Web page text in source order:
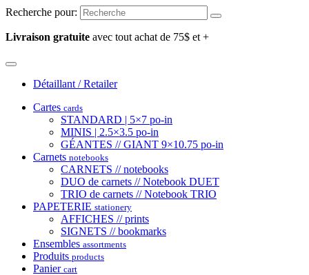
Recherche pour:
Livraison gratuite avec tout achat de 75$ et +
Détaillant / Retailer
Cartes cards
STANDARD | 5×7 po-in
MINIS | 2.5×3.5 po-in
GÉANTES // GIANT 9×10.75 po-in
Carnets notebooks
CARNETS // notebooks
DUO de carnets // Notebook DUET
TRIO de carnets // Notebook TRIO
PAPETERIE stationery
AFFICHES // prints
SIGNETS // bookmarks
Ensembles assortments
Produits products
Panier cart